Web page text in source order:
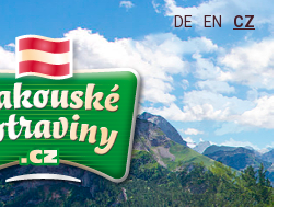
DE EN CZ